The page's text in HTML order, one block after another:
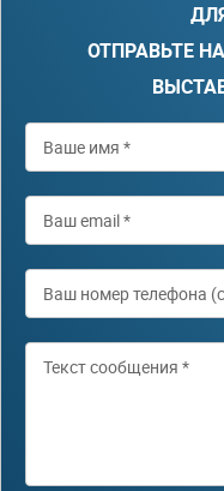
ОТПРАВЬТЕ